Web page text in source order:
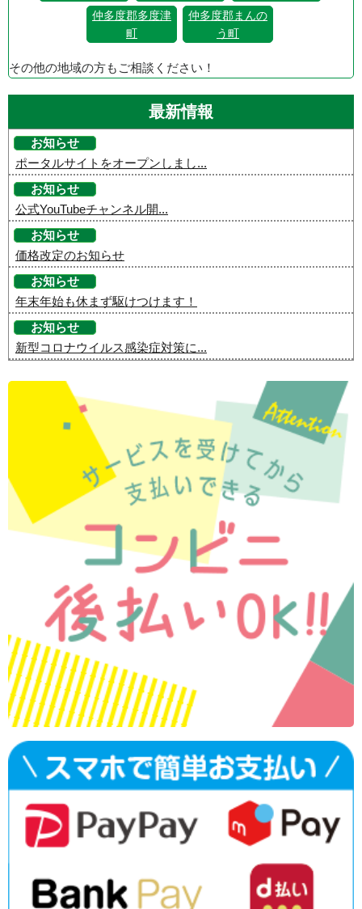
仲多度郡多度津
町
仲多度郡まんの
う町
その他の地域の方もご相談ください！
最新情報
お知らせ
ポータルサイトをオープンしまし...
お知らせ
公式YouTubeチャンネル開...
お知らせ
価格改定のお知らせ
お知らせ
年末年始も休まず駆けつけます！
お知らせ
新型コロナウイルス感染症対策に...